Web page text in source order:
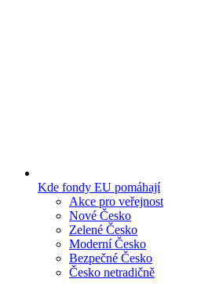
Kde fondy EU pomáhají
Akce pro veřejnost
Nové Česko
Zelené Česko
Moderní Česko
Bezpečné Česko
Česko netradičně